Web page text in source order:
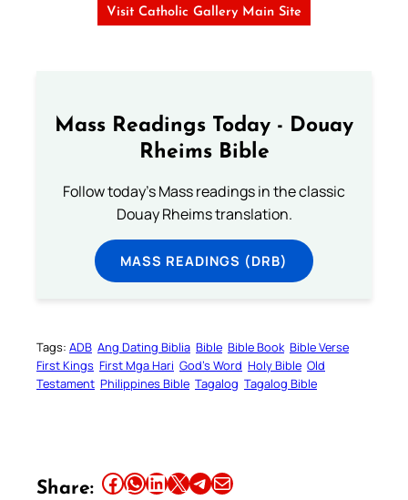
Visit Catholic Gallery Main Site
Mass Readings Today - Douay
Rheims Bible
Follow today's Mass readings in the classic
Douay Rheims translation.
MASS READINGS (DRB)
Tags: ADB Ang Dating Biblia Bible Bible Book Bible Verse
First Kings First Mga Hari God’s Word Holy Bible Old
Testament Philippines Bible Tagalog Tagalog Bible
Share: Share this article on Facebook Share this article on WhatsApp Share this article on LinkedIn Share this article on X Share this article on TelegramEmail this Article